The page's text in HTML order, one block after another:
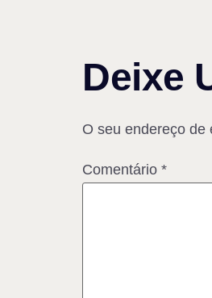
Deixe
O seu endereço de
Comentário *